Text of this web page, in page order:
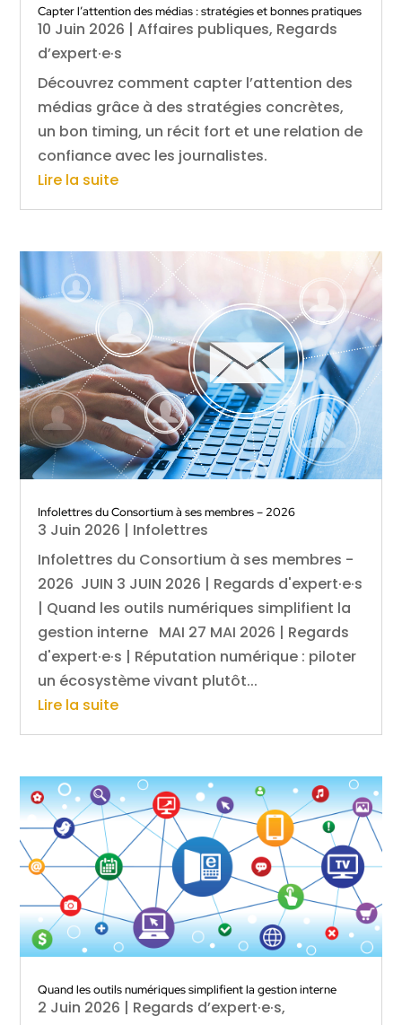
Capter l’attention des médias : stratégies et bonnes pratiques
10 Juin 2026 |Affaires publiques, Regards
d’expert·e·s
Découvrez comment capter l’attention des
médias grâce à des stratégies concrètes,
un bon timing, un récit fort et une relation de
confiance avec les journalistes.
Lire la suite
Infolettres du Consortium à ses membres – 2026
3 Juin 2026 | Infolettres
Infolettres du Consortium à ses membres -
2026 JUIN 3 JUIN 2026 | Regards d'expert·e·s
| Quand les outils numériques simplifient la
gestion interne MAI 27 MAI 2026 | Regards
d'expert·e·s | Réputation numérique : piloter
un écosystème vivant plutôt...
Lire la suite
Quand les outils numériques simplifient la gestion interne
2 Juin 2026 | Regards d’expert·e·s,